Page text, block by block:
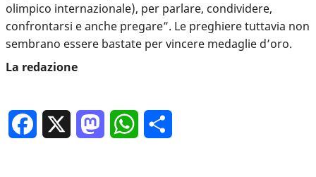
olimpico internazionale), per parlare, condividere,
confrontarsi e anche pregare”. Le preghiere tuttavia non
sembrano essere bastate per vincere medaglie d’oro.
La redazione
Facebook MastodonWhatsApp